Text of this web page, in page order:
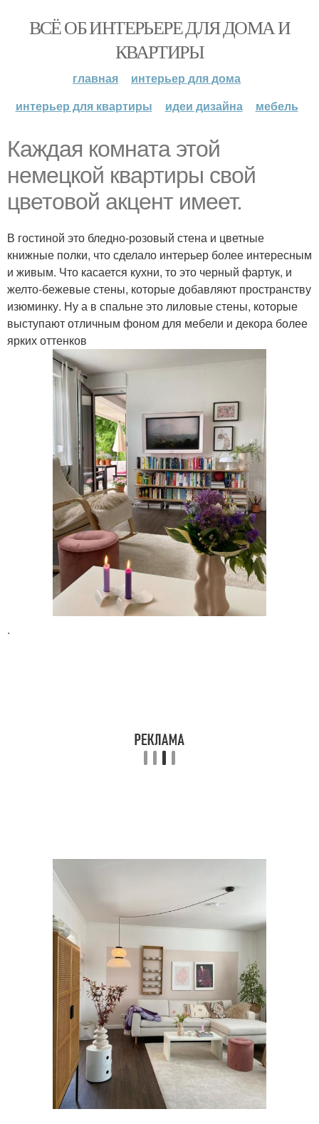
ВСЁ ОБ ИНТЕРЬЕРЕ ДЛЯ ДОМА И
КВАРТИРЫ
главная
интерьер для дома
интерьер для квартиры
идеи дизайна мебель
Каждая комната этой
немецкой квартиры свой
цветовой акцент имеет.
В гостиной это бледно-розовый стена и цветные
книжные полки, что сделало интерьер более интересным
и живым. Что касается кухни, то это черный фартук, и
желто-бежевые стены, которые добавляют пространству
изюминку. Ну а в спальне это лиловые стены, которые
выступают отличным фоном для мебели и декора более
ярких оттенков
.